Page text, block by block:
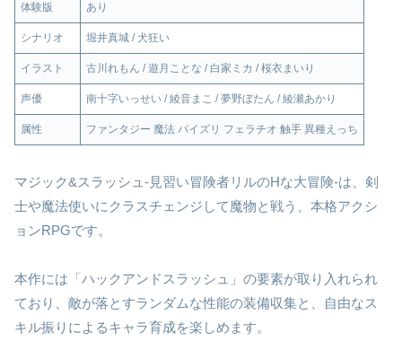
体験版 あり
シナリオ 堀井真城 / 犬狂い
イラスト 古川れもん / 遊月ことな / 白家ミカ / 桜衣まいり
声優 南十字いっせい / 綾音まこ / 夢野ぼたん / 綾瀬あかり
属性 ファンタジー 魔法 パイズリ フェラチオ 触手 異種えっち
マジック&スラッシュ-見習い冒険者リルのHな大冒険-は、剣
士や魔法使いにクラスチェンジして魔物と戦う、本格アクシ
ョンRPGです。
本作には「ハックアンドスラッシュ」の要素が取り入れられ
ており、敵が落とすランダムな性能の装備収集と、自由なス
キル振りによるキャラ育成を楽しめます。